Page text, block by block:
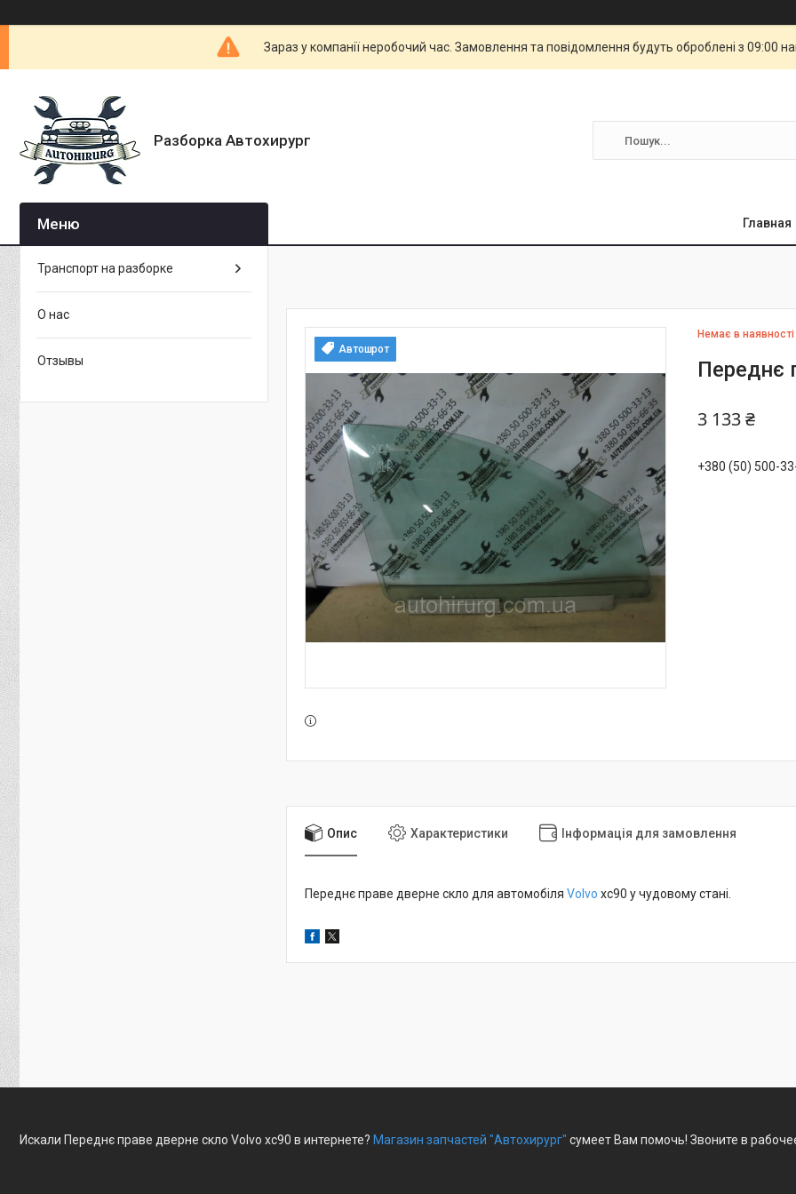
Зараз у компанії неробочий час. Замовлення та повідомлення будуть оброблені з 09:00
Разборка Автохирург
Главная
Автошрот
Немає в наявності
Переднє
3 133 ₴
+380 (50) 500-
Опис Характеристики Інформація для замовлення
Переднє праве дверне скло для автомобіля Volvo xc90 у чудовому стані.
Транспорт на разборке
О нас
Отзывы
Искали Переднє праве дверне скло Volvo xc90 в интернете? Магазин запчастей "Автохирург" сумеет Вам помочь! Звоните в